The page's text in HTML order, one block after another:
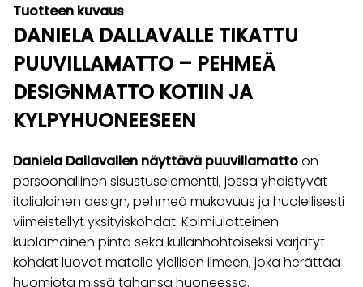
Tuotteen kuvaus
DANIELA DALLAVALLE TIKATTU
PUUVILLAMATTO – PEHMEÄ
DESIGNMATTO KOTIIN JA
KYLPYHUONEESEEN
Daniela Dallavallen näyttävä puuvillamattoon
persoonallinen sisustuselementti, jossa yhdistyvät
italialainen design, pehmeä mukavuus ja huolellisesti
viimeistellyt yksityiskohdat. Kolmiulotteinen
kuplamainen pinta sekä kullanhohtoiseksi värjätyt
kohdat luovat matolle ylellisen ilmeen, joka herättää
huomiota missä tahansa huoneessa.